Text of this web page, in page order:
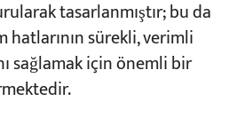
tasarlanmıştır; bu da
sürekli, verimli
sağlamak için önemli bir